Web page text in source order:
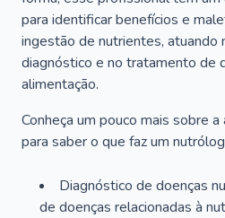
para identificar benefícios e
ingestão de nutrientes, atuando
diagnóstico e no tratamento de
alimentação.
Conheça um pouco mais sobre
para saber o que faz um
Diagnóstico de doenças
de doenças relacionadas à